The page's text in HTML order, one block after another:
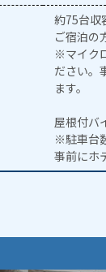
約75台収
ご宿泊の
※マイク
ださい。
ます。
屋根付バ
※駐車台
事前にホ